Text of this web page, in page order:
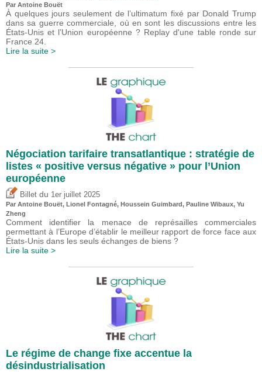
Par Antoine Bouët
À quelques jours seulement de l’ultimatum fixé par Donald Trump
dans sa guerre commerciale, où en sont les discussions entre les
États-Unis et l’Union européenne ? Replay d'une table ronde sur
France 24.
Lire la suite >
Négociation tarifaire transatlantique : stratégie de
listes « positive versus négative » pour l’Union
européenne
Billet du 1er juillet 2025
Par Antoine Bouët, Lionel Fontagné, Houssein Guimbard, Pauline Wibaux, Yu
Zheng
Comment identifier la menace de représailles commerciales
permettant à l’Europe d’établir le meilleur rapport de force face aux
États-Unis dans les seuls échanges de biens ?
Lire la suite >
Le régime de change fixe accentue la
désindustrialisation